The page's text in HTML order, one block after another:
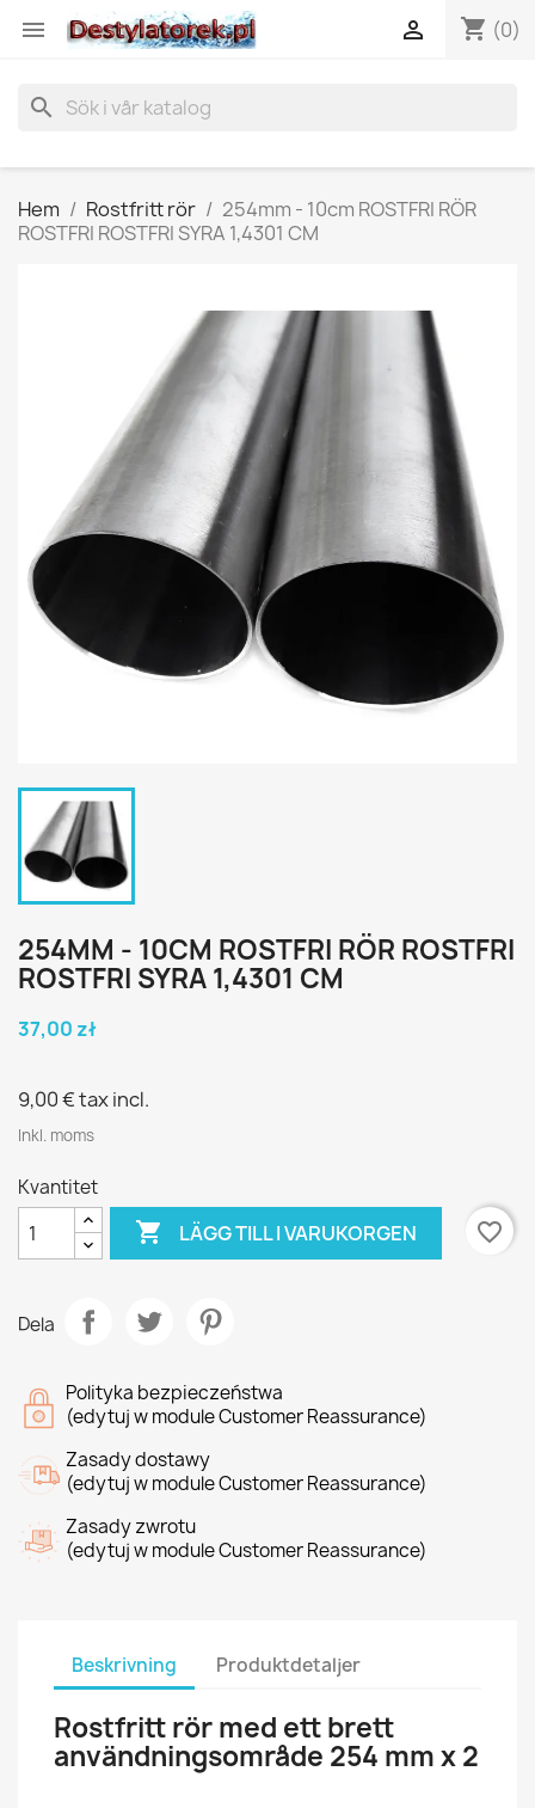
 shopping_cart (0)

search
Hem Rostfritt rör
254mm - 10cm ROSTFRI RÖR
ROSTFRI ROSTFRI SYRA 1,4301 CM
254MM - 10CM ROSTFRI RÖR ROSTFRI
ROSTFRI SYRA 1,4301 CM
37,00 zł
9,00 €tax incl.
Inkl. moms
Kvantitet
 LÄGG TILL I VARUKORGEN favorite_border
Dela
Polityka bezpieczeństwa
(edytuj w module Customer Reassurance)
Zasady dostawy
(edytuj w module Customer Reassurance)
Zasady zwrotu
(edytuj w module Customer Reassurance)
Beskrivning Produktdetaljer
Rostfritt rör med ett brett
användningsområde 254 mm x 2